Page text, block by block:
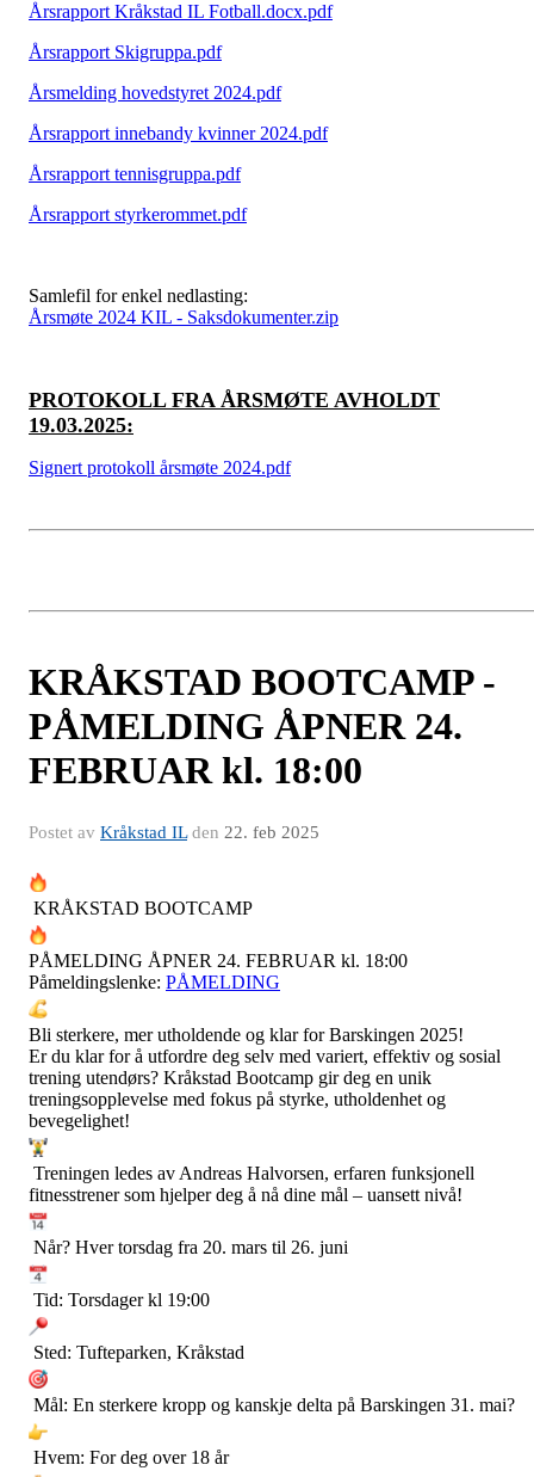
Årsrapport Kråkstad IL Fotball.docx.pdf
Årsrapport Skigruppa.pdf
Årsmelding hovedstyret 2024.pdf
Årsrapport innebandy kvinner 2024.pdf
Årsrapport tennisgruppa.pdf
Årsrapport styrkerommet.pdf
Samlefil for enkel nedlasting:
Årsmøte 2024 KIL - Saksdokumenter.zip
PROTOKOLL FRA ÅRSMØTE AVHOLDT
19.03.2025:
Signert protokoll årsmøte 2024.pdf
KRÅKSTAD BOOTCAMP -
PÅMELDING ÅPNER 24.
FEBRUAR kl. 18:00
Postet av Kråkstad ILden 22. feb 2025
KRÅKSTAD BOOTCAMP
PÅMELDING ÅPNER 24. FEBRUAR kl. 18:00
Påmeldingslenke: PÅMELDING
Bli sterkere, mer utholdende og klar for Barskingen 2025!
Er du klar for å utfordre deg selv med variert, effektiv og sosial
trening utendørs? Kråkstad Bootcamp gir deg en unik
treningsopplevelse med fokus på styrke, utholdenhet og
bevegelighet!
Treningen ledes av Andreas Halvorsen, erfaren funksjonell
fitnesstrener som hjelper deg å nå dine mål – uansett nivå!
Når? Hver torsdag fra 20. mars til 26. juni
Tid: Torsdager kl 19:00
Sted: Tufteparken, Kråkstad
Mål: En sterkere kropp og kanskje delta på Barskingen 31. mai?
Hvem: For deg over 18 år